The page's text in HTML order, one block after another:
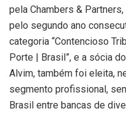
pela Chambers &
pelo segundo ano
categoria “Contencioso
Porte | Brasil”, e a sócia
Alvim, também foi eleita,
segmento profissional,
Brasil entre bancas de